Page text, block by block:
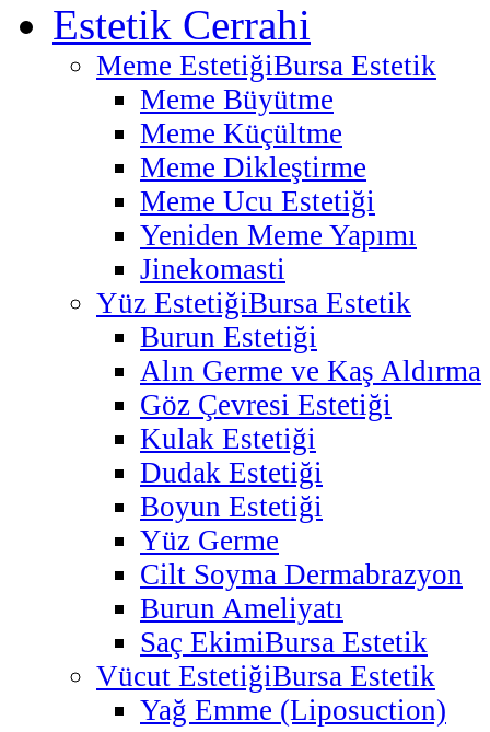
Estetik Cerrahi
Meme EstetiğiBursa Estetik
Meme Büyütme
Meme Küçültme
Meme Dikleştirme
Meme Ucu Estetiği
Yeniden Meme Yapımı
Jinekomasti
Yüz EstetiğiBursa Estetik
Burun Estetiği
Alın Germe ve Kaş Aldırma
Göz Çevresi Estetiği
Kulak Estetiği
Dudak Estetiği
Boyun Estetiği
Yüz Germe
Cilt Soyma Dermabrazyon
Burun Ameliyatı
Saç EkimiBursa Estetik
Vücut EstetiğiBursa Estetik
Yağ Emme (Liposuction)